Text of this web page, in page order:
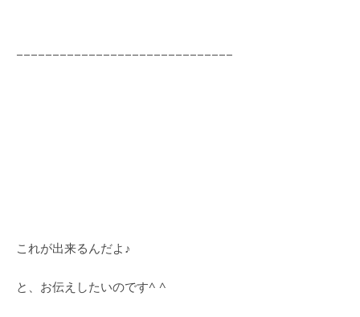
−−−−−−−−−−−−−−−−−−−−−−−−−−−−−−
これが出来るんだよ♪
と、お伝えしたいのです^ ^